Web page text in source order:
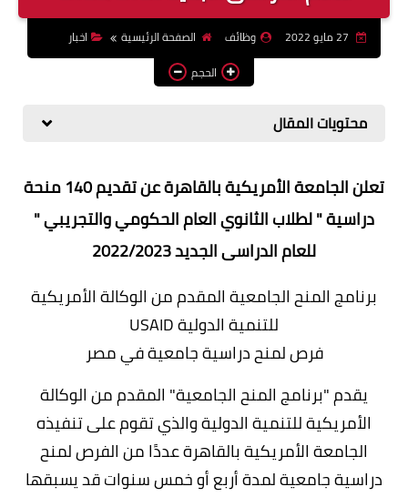
وظائف اعضاء هيئة تدريس
بالجامعات والمعاهد
اخبار
وظائف الصفحة الرئيسية
اخبار
الحجم
محتويات المقال
تعلن الجامعة الأمريكية بالقاهرة عن تقديم 140 منحة
دراسية " لطلاب الثانوي العام الحكومي والتجريبي "
للعام الدراسى الجديد 2022/2023
برنامج المنح الجامعية المقدم من الوكالة الأمريكية
للتنمية الدولية USAID
فرص لمنح دراسية جامعية في مصر
يقدم "برنامج المنح الجامعية" المقدم من الوكالة
الأمريكية للتنمية الدولية والذي تقوم على تنفيذه
الجامعة الأمريكية بالقاهرة عددًا من الفرص لمنح
دراسية جامعية لمدة أربع أو خمس سنوات قد يسبقها